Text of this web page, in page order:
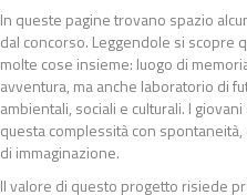
In queste pagine trovano spazio
dal concorso. Leggendole si scopre
molte cose insieme: luogo di
avventura, ma anche laboratorio di
ambientali, sociali e culturali. I
questa complessità con
di immaginazione.
Il valore di questo progetto risiede